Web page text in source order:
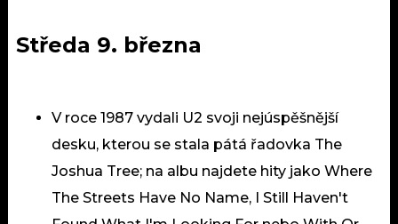
Středa 9. března
V roce 1987 vydali U2 svoji nejúspěšnější
desku, kterou se stala pátá řadovka The
Joshua Tree; na albu najdete hity jako Where
The Streets Have No Name, I Still Haven't